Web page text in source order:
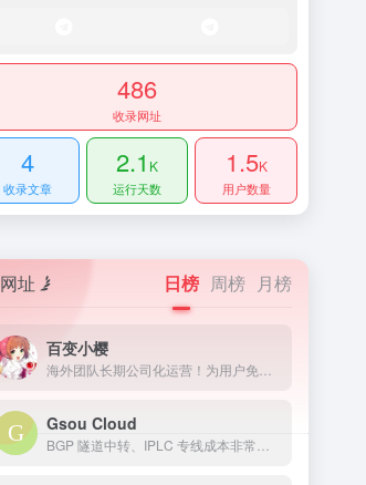
486
收录网址
4
收录文章
2.1 K
运行天数
1.5K
用户数量
网址 日榜 周榜 月榜
百变小樱
Gsou Cloud